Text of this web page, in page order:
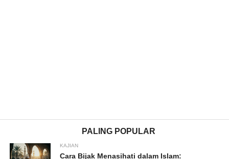
PALING POPULAR
KAJIAN
Cara Bijak Menasihati dalam Islam: